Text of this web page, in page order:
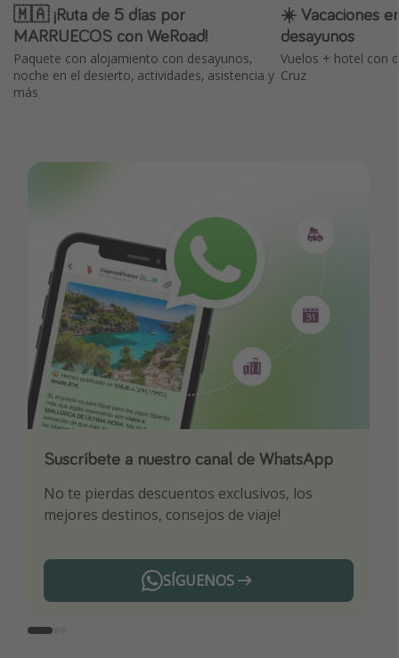
🇲🇦 ¡Ruta de 5 días por
MARRUECOS con WeRoad!
Paquete con alojamiento con desayunos,
noche en el desierto, actividades, asistencia y
más
☀️ Vacaciones
desayunos
Vuelos + hotel con
Cruz
Suscríbete a nuestro canal de WhatsApp
No te pierdas descuentos exclusivos, los
mejores destinos, consejos de viaje!
SÍGUENOS
Descarga nuestra app
Sé el primero en reservar nuestros chollazos
¡Suscríbete a nuestro canal de Telegram!
¡Recibe las mejores ofertas seleccionadas para
ti por nuestros expertos en viajes
Telegram